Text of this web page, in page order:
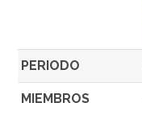
PERIODO
MIEMBROS